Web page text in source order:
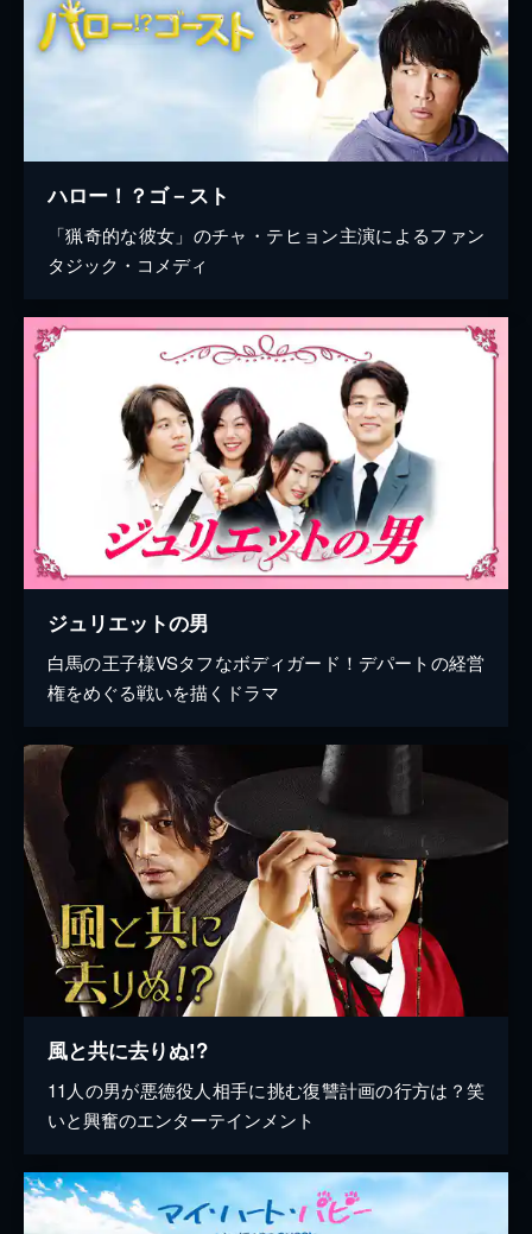
ハロー！？ゴ－スト
「猟奇的な彼女」のチャ・テヒョン主演によるファン
タジック・コメディ
ジュリエットの男
白馬の王子様VSタフなボディガード！デパートの経営
権をめぐる戦いを描くドラマ
風と共に去りぬ!?
11人の男が悪徳役人相手に挑む復讐計画の行方は？笑
いと興奮のエンターテインメント